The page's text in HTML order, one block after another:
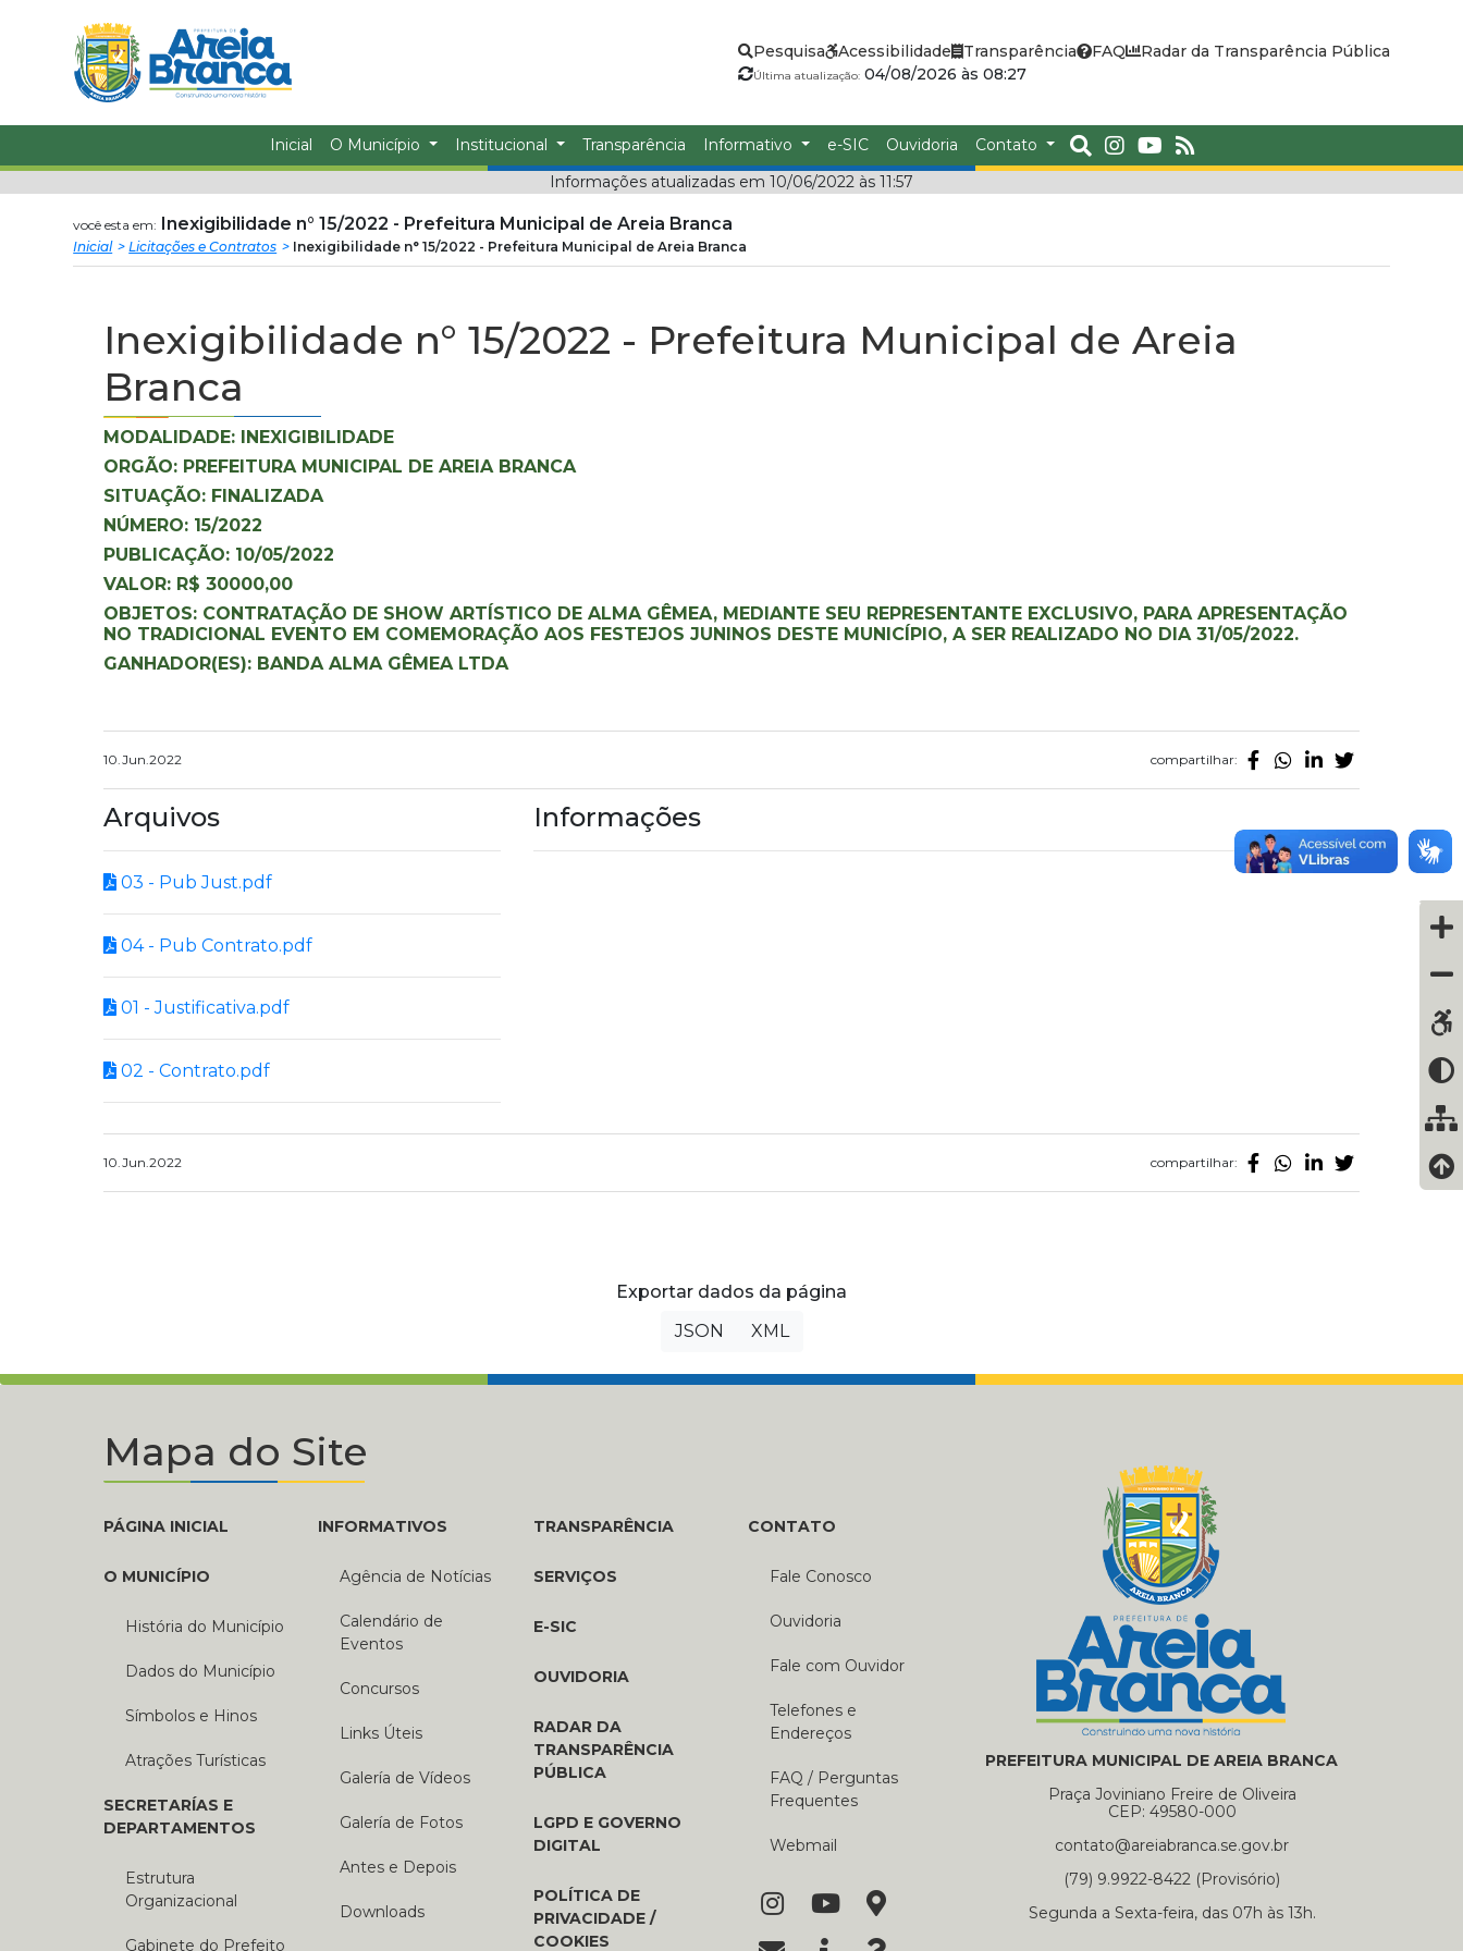
conteudo
Prefeitura
Municipal
de
Areia
Branca
Pesquisa Acessibilidade Transparência FAQ Radar da Transparência Pública
Última atualização:04/08/2026 às 08:27
Inicial O Município Institucional Transparência Informativo e-SIC Ouvidoria
Contato
Informações atualizadas em 10/06/2022 às 11:57
você esta em: Inexigibilidade n° 15/2022 - Prefeitura Municipal de Areia Branca
Inicial Licitações e Contratos Inexigibilidade n° 15/2022 - Prefeitura Municipal de Areia Branca
Inexigibilidade n° 15/2022 - Prefeitura Municipal de Areia
Branca
MODALIDADE: INEXIGIBILIDADE
ORGÃO: PREFEITURA MUNICIPAL DE AREIA BRANCA
SITUAÇÃO: FINALIZADA
NÚMERO: 15/2022
PUBLICAÇÃO: 10/05/2022
VALOR: R$ 30000,00
OBJETOS: CONTRATAÇÃO DE SHOW ARTÍSTICO DE ALMA GÊMEA, MEDIANTE SEU REPRESENTANTE EXCLUSIVO, PARA APRESENTAÇÃO
NO TRADICIONAL EVENTO EM COMEMORAÇÃO AOS FESTEJOS JUNINOS DESTE MUNICÍPIO, A SER REALIZADO NO DIA 31/05/2022.
GANHADOR(ES): BANDA ALMA GÊMEA LTDA
10.Jun.2022 compartilhar:
Arquivos
03 - Pub Just.pdf
04 - Pub Contrato.pdf
01 - Justificativa.pdf
02 - Contrato.pdf
Informações
10.Jun.2022 compartilhar:
Exportar dados da página
JSON
XML
Mapa do Site
PÁGINA INICIAL
O MUNICÍPIO
História do Município
Dados do Município
Símbolos e Hinos
Atrações Turísticas
SECRETARÍAS E
DEPARTAMENTOS
Estrutura
Organizacional
Gabinete do Prefeito
INFORMATIVOS
Agência de Notícias
Calendário de
Eventos
Concursos
Links Úteis
Galería de Vídeos
Galería de Fotos
Antes e Depois
Downloads
TRANSPARÊNCIA
SERVIÇOS
E-SIC
OUVIDORIA
RADAR DA
TRANSPARÊNCIA
PÚBLICA
LGPD E GOVERNO
DIGITAL
POLÍTICA DE
PRIVACIDADE /
COOKIES
CONTATO
Fale Conosco
Ouvidoria
Fale com Ouvidor
Telefones e
Endereços
FAQ / Perguntas
Frequentes
Webmail
PREFEITURA MUNICIPAL DE AREIA BRANCA
Praça Joviniano Freire de Oliveira
CEP: 49580-000
contato@areiabranca.se.gov.br
(79) 9.9922-8422 (Provisório)
Segunda a Sexta-feira, das 07h às 13h.